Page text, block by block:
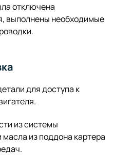
отключена
выполнены необходимые
для доступа к
из системы
из поддона картера